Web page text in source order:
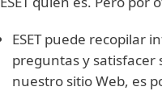
ESET puede recopilar
preguntas y satisfacer
nuestro sitio Web, es